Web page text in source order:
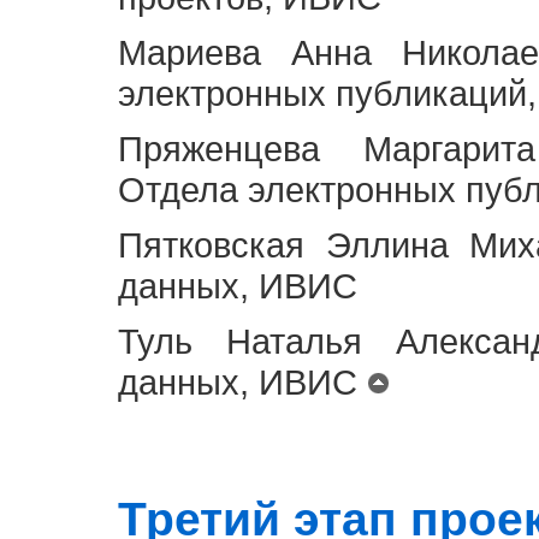
Мариева Анна
электронных
Пряженцева
Отдела электронных
Пятковская Эллина
данных, ИВИС
Туль Наталья
данных, ИВИС
Третий этап